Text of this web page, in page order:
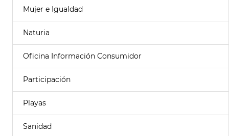
Mujer e Igualdad
Naturia
Oficina Información Consumidor
Participación
Playas
Sanidad